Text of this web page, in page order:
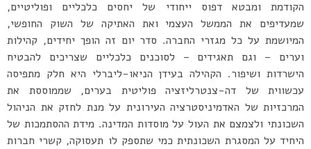
הקודמת ומבטא דפוס ייחודי של יחסים כלכליים ופוליטיים,
שמעדיפים את הממשל העצמי ואת האתיקה של השוק החופשי,
המיושמת על כל מגזרי החברה. סדר יום זה הופך יחידים, קהילות
וערים – וגם תאגידים – לסוכנים כלכליים שצריכים להבטיח
הישרדות ושיפור. הקהילה בעידן הניאו-ליברלי היא חלק מתפיסה
עכשווית של דה-צנטרליזציה פוליטית בערים, שממוססת את
המרכזיות של האדמיניסטרציה העירונית על מנת לחזק את הניהול
השכונתי ולצמצם את העול על מוסדות המדינה. מידת ההסתמכות של
היחיד על המסגרת השכונתית כמי שתספק לו תעסוקה, קשרי חברות